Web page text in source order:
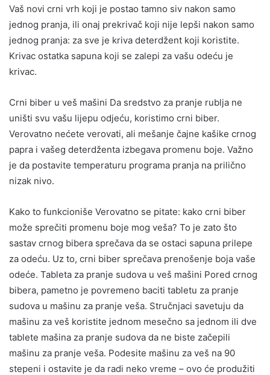
Vaš novi crni vrh koji je postao tamno siv nakon samo
jednog pranja, ili onaj prekrivač koji nije lepši nakon samo
jednog pranja: za sve je kriva deterdžent koji koristite.
Krivac ostatka sapuna koji se zalepi za vašu odeću je
krivac.
Crni biber u veš mašini Da sredstvo za pranje rublja ne
uništi svu vašu lijepu odjeću, koristimo crni biber.
Verovatno nećete verovati, ali mešanje čajne kašike crnog
papra i vašeg deterdženta izbegava promenu boje. Važno
je da postavite temperaturu programa pranja na prilično
nizak nivo.
Kako to funkcioniše Verovatno se pitate: kako crni biber
može sprečiti promenu boje mog veša? To je zato što
sastav crnog bibera sprečava da se ostaci sapuna prilepe
za odeću. Uz to, crni biber sprečava prenošenje boja vaše
odeće. Tableta za pranje sudova u veš mašini Pored crnog
bibera, pametno je povremeno baciti tabletu za pranje
sudova u mašinu za pranje veša. Stručnjaci savetuju da
mašinu za veš koristite jednom mesečno sa jednom ili dve
tablete mašina za pranje sudova da ne biste začepili
mašinu za pranje veša. Podesite mašinu za veš na 90
stepeni i ostavite je da radi neko vreme – ovo će produžiti